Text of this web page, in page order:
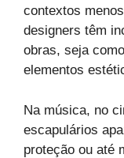
contextos
designers têm
obras, seja
elementos
Na música, no
escapulários
proteção ou até